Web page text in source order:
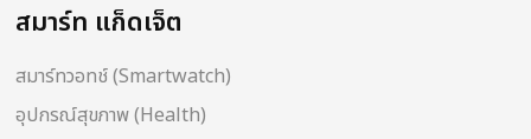
สมาร์ท แก็ดเจ็ต
สมาร์ทวอทช์ (Smartwatch)
อุปกรณ์สุขภาพ (Health)